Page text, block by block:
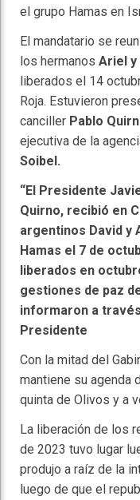
el grupo Hamas en
El mandatario se
los hermanos Ariel y
liberados el 14
Roja. Estuvieron
canciller Pablo
ejecutiva de la
Soibel.
“El Presidente
Quirno, recibió en
argentinos David y
Hamas el 7 de
liberados en
gestiones de paz
informaron a
Presidente
Con la mitad del
mantiene su agenda
quinta de Olivos y a
La liberación de los
de 2023 tuvo lugar
produjo a raíz de la
luego de que el